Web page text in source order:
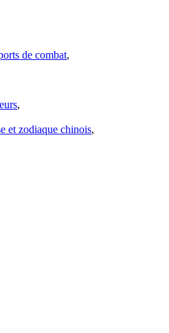
de combat,
,
et zodiaque chinois,